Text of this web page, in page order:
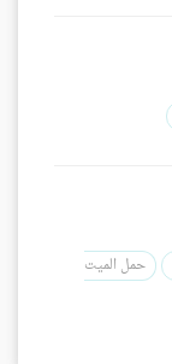
حمل الميت